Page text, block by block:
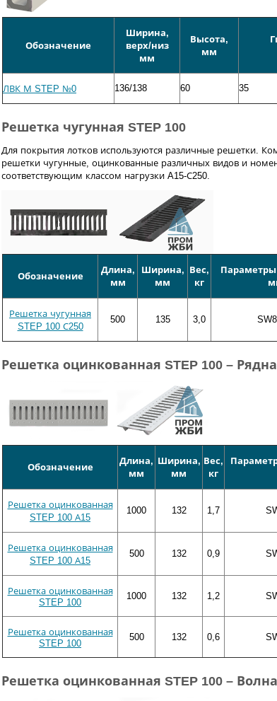
Обозначение
Ширина,
верх/низ
мм
Высота,
мм
ЛВК М STEP №0 136/138 60 35
Решетка чугунная STEP 100
Для покрытия лотков используются различные решетки.
решетки чугунные, оцинкованные различных видов и
соответствующим классом нагрузки A15-С250.
Обозначение
Длина,
мм
Ширина,
мм
Вес,
кг
Параметры
Решетка чугунная
STEP 100 С250
500 135 3,0
Решетка оцинкованная STEP 100 –
Обозначение
Длина,
мм
Ширина,
мм
Вес,
кг
Решетка оцинкованная
STEP 100 А15
1000 132 1,7
Решетка оцинкованная
STEP 100 А15
500 132 0,9
Решетка оцинкованная
STEP 100
1000 132 1,2
Решетка оцинкованная
STEP 100
500 132 0,6
Решетка оцинкованная STEP 100 – Волна